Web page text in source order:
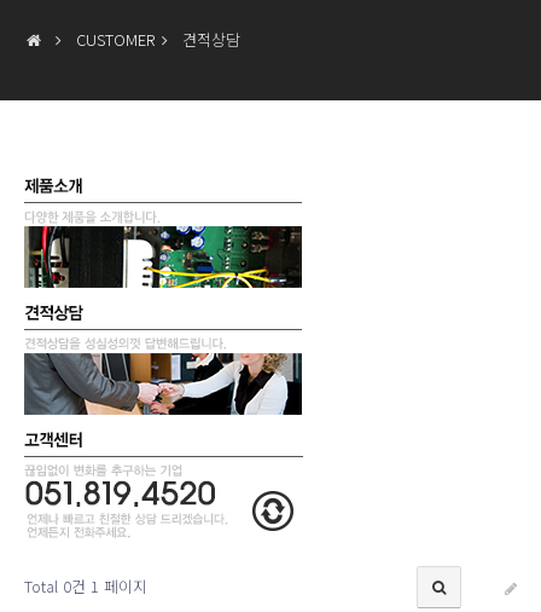
CUSTOMER 견적상담
Total 0건 1 페이지